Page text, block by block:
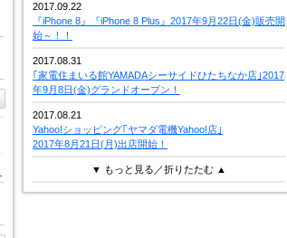
2017.09.22
『iPhone 8』『iPhone 8 Plus』2017年9月22日(金)販売開
始～！！
2017.08.31
｢家電住まいる館YAMADAシーサイドひたちなか店｣2017
年9月8日(金)グランドオープン！
2017.08.21
Yahoo!ショッピング｢ヤマダ電機Yahoo!店｣
2017年8月21日(月)出店開始！
▼ もっと見る／折りたたむ ▲